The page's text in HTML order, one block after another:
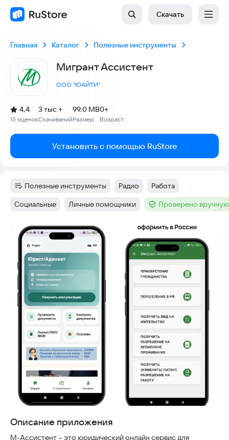
Скачать
Главная Каталог Полезные инструменты
Мигрант Ассистент
ООО "ЮАЙТИ"
Рейтинг:
4,4
(
13 оценок
)
Скачиваний
3 тыс +
Размер
99.0 MB
Возраст
0+
Установить с помощью RuStore
Категория:
Полезные инструменты Тег:
Радио Тег:
Работа
Тег:
Социальные Тег:
Личные помощники Тег :Проверено
Скриншоты
Описание приложения
М-Ассистент – это юридический онлайн сервис для